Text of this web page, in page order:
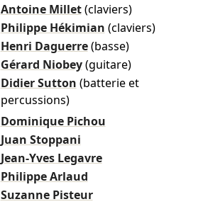
Antoine Millet (claviers)
Philippe Hékimian (claviers)
Henri Daguerre (basse)
Gérard Niobey (guitare)
Didier Sutton (batterie et
percussions)
Dominique Pichou
Juan Stoppani
Jean-Yves Legavre
Philippe Arlaud
Suzanne Pisteur